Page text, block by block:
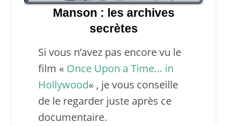
Manson : les archives
secrètes
Si vous n’avez pas encore vu le
film « Once Upon a Time… in
Hollywood« , je vous conseille
de le regarder juste après ce
documentaire.